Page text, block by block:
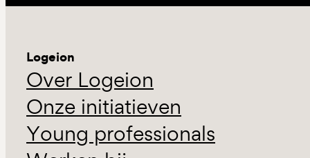
Logeion
Over Logeion
Onze initiatieven
Young professionals